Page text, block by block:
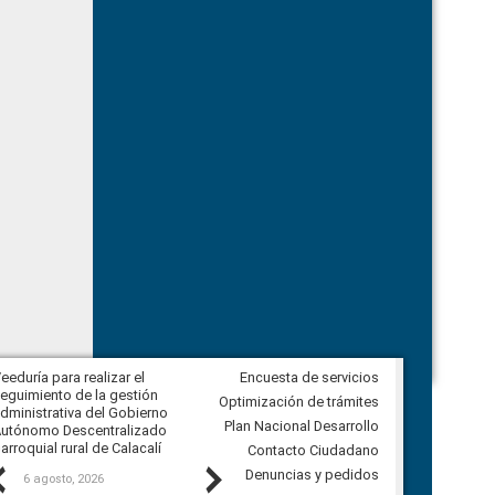
Previous
para realizar el
de la gestión
del Gobierno
Descentralizado
rural de Calacalí
6 agosto, 2026
Veeduría para vigilar los acuerdos,
derivados de la Audiencia Pública
comunidad Urbina, parroquia la
Carolina
5 agosto, 2026
Next
Encuesta de servicios
Optimización de trámites
Plan Nacional Desarrollo
Contacto Ciudadano
Denuncias y pedidos